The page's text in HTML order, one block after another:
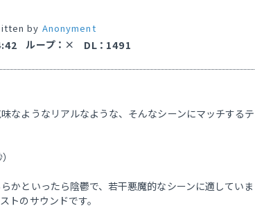
by Anonyment
ループ ： DL ： 1491
なようなリアルなような、そんなシーンにマッチするテ
かといったら陰鬱で、若干悪魔的なシーンに適していま
トのサウンドです。